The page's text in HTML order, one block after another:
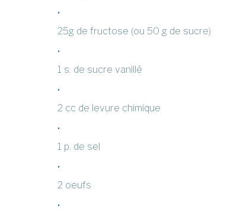
25g de fructose (ou 50 g de sucre)
1 s. de sucre vanillé
2 cc de levure chimique
1 p. de sel
2 oeufs